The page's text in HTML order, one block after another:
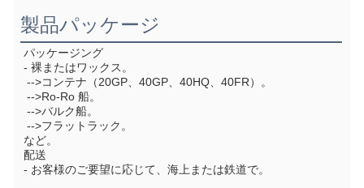
製品パッケージ
パッケージング
- 裸またはワックス。
-->コンテナ（20GP、40GP、40HQ、40FR）。
-->Ro-Ro 船。
-->バルク船。
-->フラットラック。
など。
配送
- お客様のご要望に応じて、海上または鉄道で。